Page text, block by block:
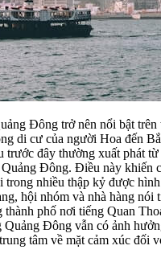
Đông trở nên nổi bật trên
di cư của người Hoa đến
trước đây thường xuất phát
Đông. Điều này khiến
trong nhiều thập kỷ được
hội nhóm và nhà hàng nói
phố nơi tiếng Quan
Quảng Đông vẫn có ảnh
tâm về mặt cảm xúc đối